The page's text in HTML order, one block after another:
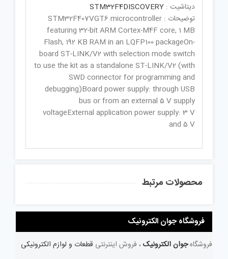
دیتاشیت : STM32F4DISCOVERY
توضیحات : STM32F407VGT6 microcontroller
featuring 32-bit ARM Cortex-M4F core, 1 MB
Flash, 192 KB RAM in an LQFP100 packageOn-
board ST-LINK/V2 with selection mode switch
to use the kit as a standalone ST-LINK/V2 (with
SWD connector for programming and
debugging)Board power supply: through USB
bus or from an external 5 V supply
voltageExternal application power supply: 3 V
and 5 V
محصولات مرتبط
فروشگاه جوان الکترونیک
فروشگاهجوان الکترونیک ، فروش اینترنتی قطعات و لوازم الکترونیکی